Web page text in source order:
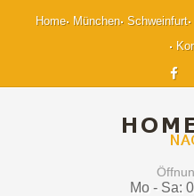
Home München Schweinfurt
Mo - Sa: